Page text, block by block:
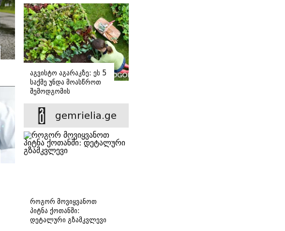
აგვისტო აგარაკზე: ეს 5
საქმე უნდა მოასწროთ
შემოდგომის
gemrielia.ge
როგორ მოვიყვანოთ
პიტნა ქოთანში:
დეტალური გზამკვლევი